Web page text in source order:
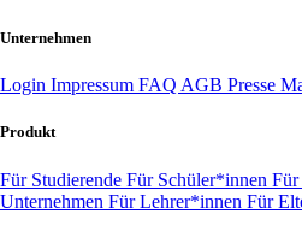
Unternehmen
Login Impressum FAQ AGB Presse
Produkt
Für Studierende Für Schüler*innen Für
Unternehmen Für Lehrer*innen Für